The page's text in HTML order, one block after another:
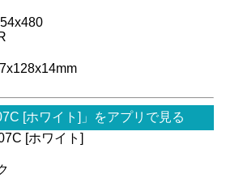
[ホワイト]」をアプリで見る
[ホワイト]